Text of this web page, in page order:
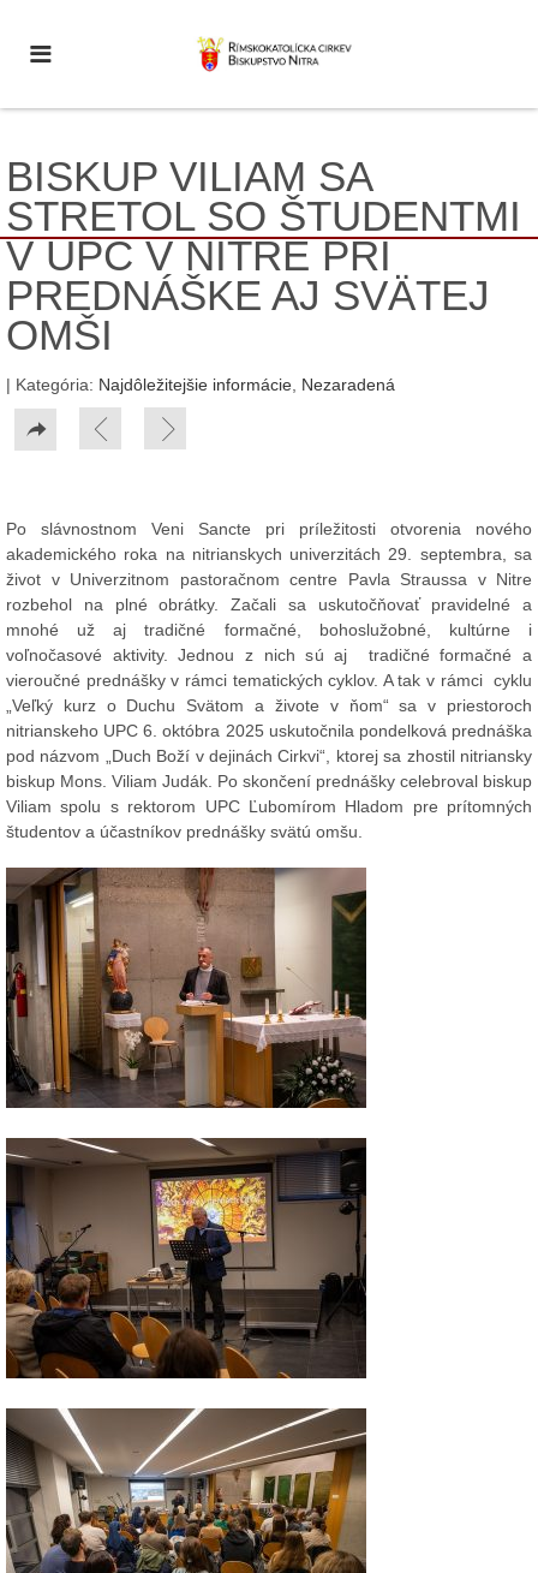
BISKUP VILIAM SA
STRETOL SO ŠTUDENTMI
V UPC V NITRE PRI
PREDNÁŠKE AJ SVÄTEJ
OMŠI
| Kategória: Najdôležitejšie informácie Nezaradená
Po slávnostnom Veni Sancte pri príležitosti otvorenia nového
akademického roka na nitrianskych univerzitách 29. septembra, sa
život v Univerzitnom pastoračnom centre Pavla Straussa v Nitre
rozbehol na plné obrátky. Začali sa uskutočňovať pravidelné a
mnohé už aj tradičné formačné, bohoslužobné, kultúrne i
voľnočasové aktivity. Jednou z nich sú aj tradičné formačné a
vieroučné prednášky v rámci tematických cyklov. A tak v rámci cyklu
„Veľký kurz o Duchu Svätom a živote v ňom“ sa v priestoroch
nitrianskeho UPC 6. októbra 2025 uskutočnila pondelková prednáška
pod názvom „Duch Boží v dejinách Cirkvi“, ktorej sa zhostil nitriansky
biskup Mons. Viliam Judák. Po skončení prednášky celebroval biskup
Viliam spolu s rektorom UPC Ľubomírom Hladom pre prítomných
študentov a účastníkov prednášky svätú omšu.